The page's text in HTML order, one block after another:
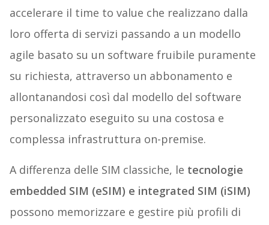
accelerare il time to value che realizzano dalla
loro offerta di servizi passando a un modello
agile basato su un software fruibile puramente
su richiesta, attraverso un abbonamento e
allontanandosi così dal modello del software
personalizzato eseguito su una costosa e
complessa infrastruttura on-premise.
A differenza delle SIM classiche, le tecnologie
embedded SIM (eSIM) e integrated SIM (iSIM)
possono memorizzare e gestire più profili di